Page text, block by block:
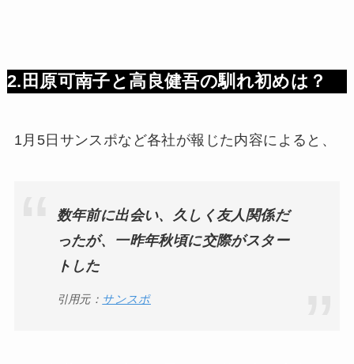
2.田原可南子と高良健吾の馴れ初めは？
1月5日サンスポなど各社が報じた内容によると、
数年前に出会い、久しく友人関係だ
ったが、一昨年秋頃に交際がスター
トした
引用元： サンスポ